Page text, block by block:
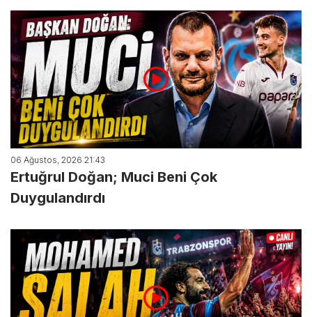
06 Ağustos, 2026 21:43
Ertuğrul Doğan; Muci Beni Çok
Duygulandırdı